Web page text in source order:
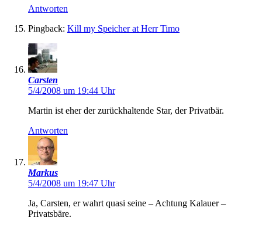
Antworten
Pingback: Kill my Speicher at Herr Timo
Carsten
5/4/2008 um 19:44 Uhr
Martin ist eher der zurückhaltende Star, der Privatbär.
Antworten
Markus
5/4/2008 um 19:47 Uhr
Ja, Carsten, er wahrt quasi seine – Achtung Kalauer –
Privatsbäre.